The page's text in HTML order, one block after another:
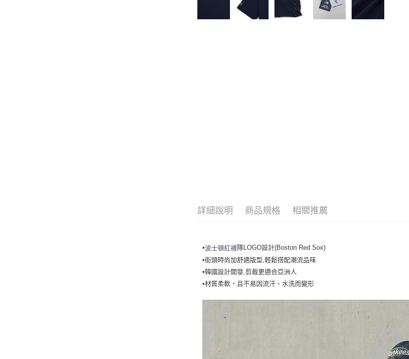
詳細說明 商品規格 相關推薦
•波士頓紅襪隊LOGO設計(Boston Red Sox)
•街頭時尚加舒適版型,輕鬆搭配潮流品味
•韓國設計開發,剪裁更適合亞洲人
•材質柔軟，且不易因流汗、水洗而變形